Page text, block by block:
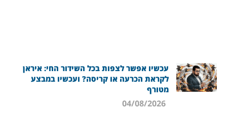
עכשיו אפשר לצפות בכל השידור החי: איראן
לקראת הכרעה או קריסה? ועכשיו במבצע
מטורף